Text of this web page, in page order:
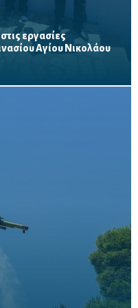
εργασίες
Αγίου Νικολάου
Γιαννάκου»
τη νέα σχολική χρονιά –
αύλειων και...